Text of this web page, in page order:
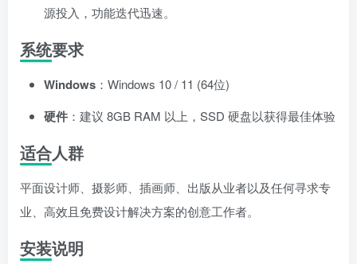
源投入，功能迭代迅速。
系统要求
Windows ：Windows 10 / 11 (64位)
硬件 ：建议 8GB RAM 以上，SSD 硬盘以获得最佳体验
适合人群
平面设计师、摄影师、插画师、出版从业者以及任何寻求专
业、高效且免费设计解决方案的创意工作者。
安装说明